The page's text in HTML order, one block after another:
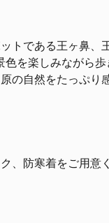
トである王ヶ鼻、
を楽しみながら
の自然をたっぷり
、防寒着をご用意